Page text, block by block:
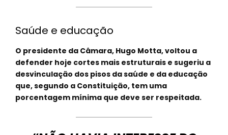
Saúde e educação
O presidente da Câmara, Hugo Motta, voltou a
defender hoje cortes mais estruturais e sugeriu a
desvinculação dos pisos da saúde e da educação
que, segundo a Constituição, tem uma
porcentagem mínima que deve ser respeitada.